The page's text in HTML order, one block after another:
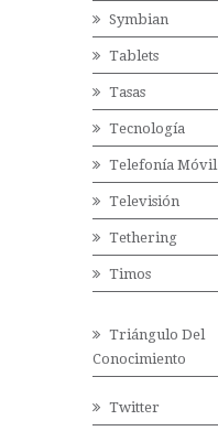
Symbian
Tablets
Tasas
Tecnología
Telefonía Móvil
Televisión
Tethering
Timos
Triángulo Del
Conocimiento
Twitter